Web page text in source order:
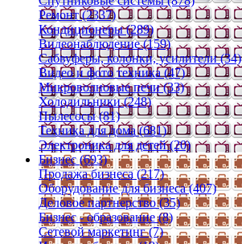
Ремонт (2337)
Кондиционеры (289)
Видеонаблюдение (159)
Сабвуферы, колонки, усилители (34)
Видео и фото техника (47)
Микроволновые печи (33)
Холодильники (248)
Пылесосы (81)
Техника для дома (681)
Электроника для детей (20)
Бизнес (693)
Продажа бизнеса (217)
Оборудование для бизнеса (407)
Деловое партнерство (35)
Бизнес - образование (8)
Сетевой маркетинг (7)